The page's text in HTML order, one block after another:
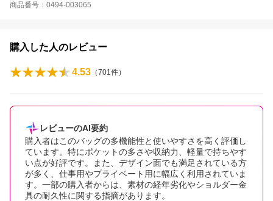
商品番号：0494-003065
購入した人のレビュー
4.53 （701 件）
レビューのAI要約
購入者はこのバッグの多機能性と使いやすさを高く評価し
ています。特にポケットの多さや収納力、軽量で持ちやす
い点が好評です。また、デザイン面でも満足されている方
が多く、仕事用やプライベート用に幅広く利用されていま
す。一部の購入者からは、素材の経年劣化やショルダー金
具の耐久性に関する指摘があります。